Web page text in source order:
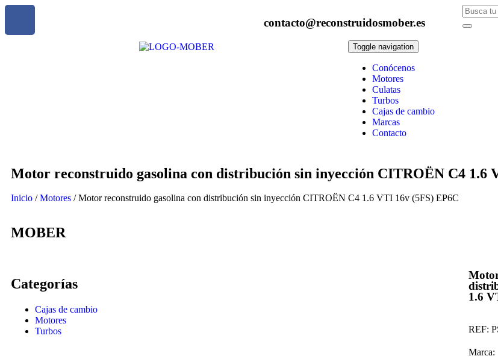
contacto@reconstruidosmober.es
Toggle navigation
Conócenos
Motores
Culatas
Turbos
Cajas de cambio
Marcas
Contacto
Motor reconstruido gasolina con distribución sin inyección CITROËN C4 1.6
Inicio /Motores / Motor reconstruido gasolina con distribución sin inyección CITROËN C4 1.6 VTI 16v (5FS) EP6C
MOBER
Categorías
Cajas de cambio
Motores
Turbos
1.6
REF:
Marca: